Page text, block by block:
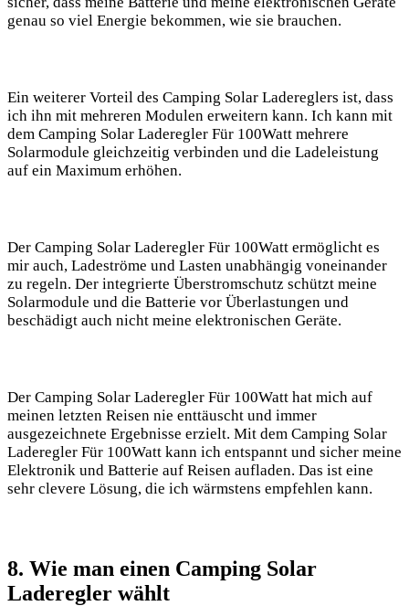
genau so viel Energie bekommen, wie⁣ sie brauchen.
Ein weiterer Vorteil des Camping Solar ​Ladereglers ist, dass
ich ihn mit mehreren ‍Modulen ‍erweitern kann. Ich kann mit
dem Camping Solar Laderegler Für 100Watt mehrere
Solarmodule ⁣gleichzeitig verbinden‍ und die⁢ Ladeleistung
auf ein ⁤Maximum ‍erhöhen.
Der Camping Solar Laderegler Für 100Watt ermöglicht es
mir ⁢auch,⁣ Ladeströme und Lasten unabhängig voneinander
⁢zu regeln. ⁤Der integrierte Überstromschutz schützt meine
Solarmodule und die Batterie vor Überlastungen und⁤
beschädigt auch nicht meine ⁤elektronischen Geräte.
Der Camping Solar Laderegler Für 100Watt hat mich auf
meinen letzten Reisen nie enttäuscht und immer
ausgezeichnete Ergebnisse erzielt. Mit dem Camping Solar​
Laderegler Für 100Watt kann ⁤ich entspannt und sicher meine
Elektronik und Batterie ⁣auf Reisen⁣ aufladen. Das ist eine
sehr clevere Lösung, die ich wärmstens empfehlen kann.
8. Wie ⁢man einen Camping Solar
Laderegler wählt